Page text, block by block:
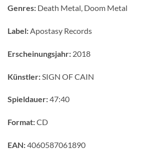
Genres: Death Metal, Doom Metal
Label:Apostasy Records
Erscheinungsjahr: 2018
Künstler: SIGN OF CAIN
Spieldauer:47:40
Format:CD
EAN:4060587061890